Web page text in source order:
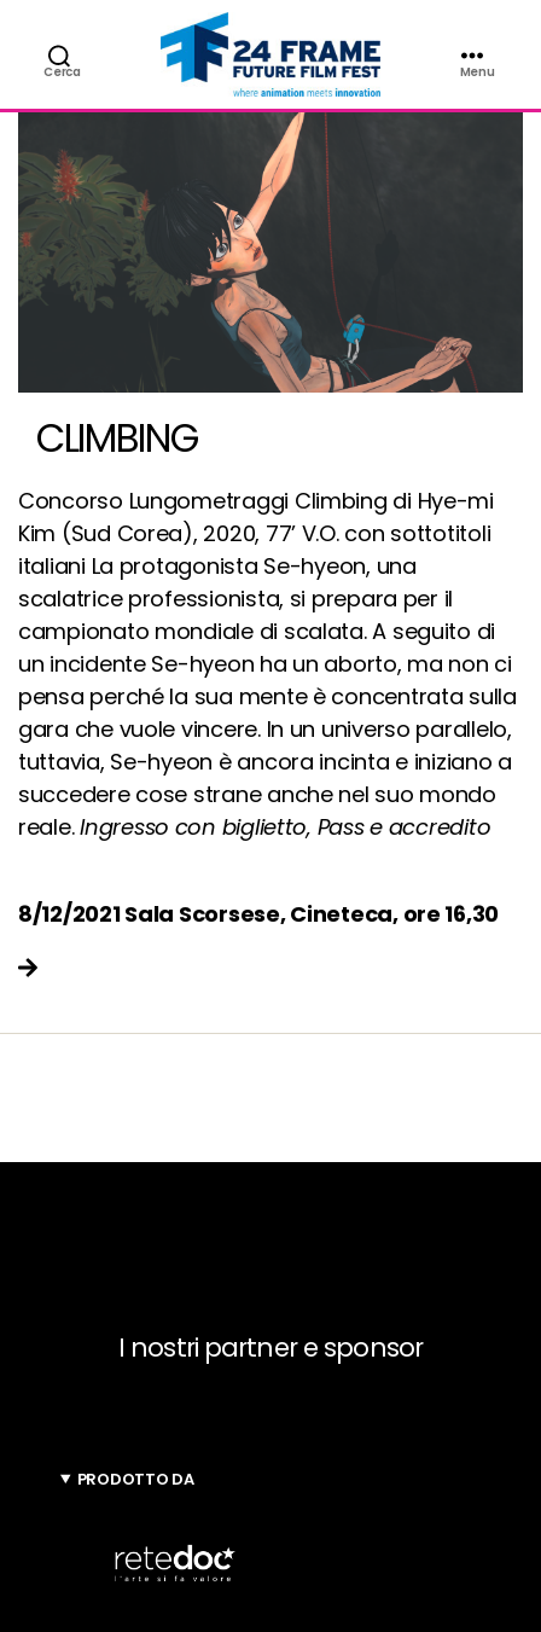
Cerca
24FRAME
Future
Film
Fest
Menu
CLIMBING
Concorso Lungometraggi Climbing di Hye-mi
Kim (Sud Corea), 2020, 77’ V.O. con sottotitoli
italiani La protagonista Se-hyeon, una
scalatrice professionista, si prepara per il
campionato mondiale di scalata. A seguito di
un incidente Se-hyeon ha un aborto, ma non ci
pensa perché la sua mente è concentrata sulla
gara che vuole vincere. In un universo parallelo,
tuttavia, Se-hyeon è ancora incinta e iniziano a
succedere cose strane anche nel suo mondo
reale.Ingresso con biglietto, Pass e accredito
8/12/2021 Sala Scorsese, Cineteca, ore 16,30
I nostri partner e sponsor
PRODOTTO DA